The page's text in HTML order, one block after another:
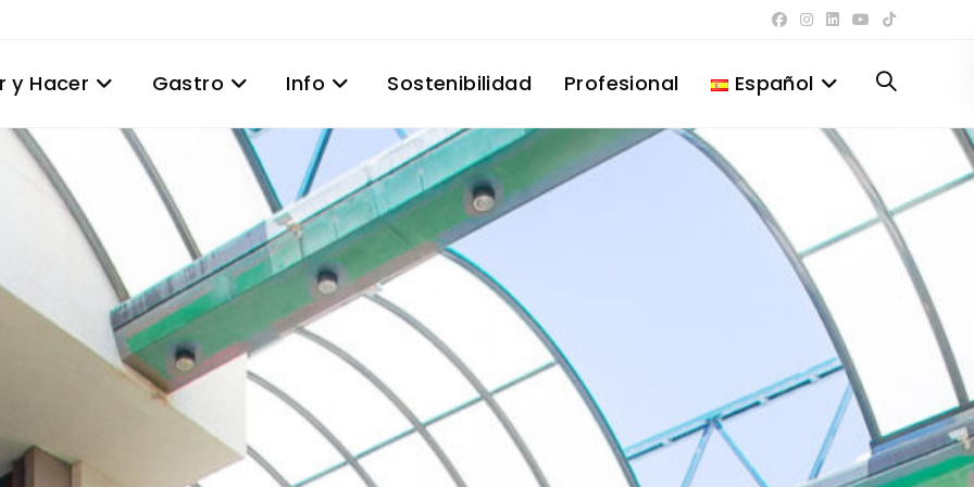
y Hacer Gastro Info Sostenibilidad Profesional Español Alternar
web